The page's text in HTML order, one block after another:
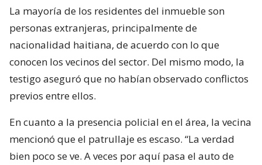
La mayoría de los residentes del inmueble son
personas extranjeras, principalmente de
nacionalidad haitiana, de acuerdo con lo que
conocen los vecinos del sector. Del mismo modo, la
testigo aseguró que no habían observado conflictos
previos entre ellos.
En cuanto a la presencia policial en el área, la vecina
mencionó que el patrullaje es escaso. “La verdad
bien poco se ve. A veces por aquí pasa el auto de